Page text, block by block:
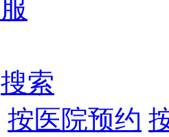
搜索
按医院预约